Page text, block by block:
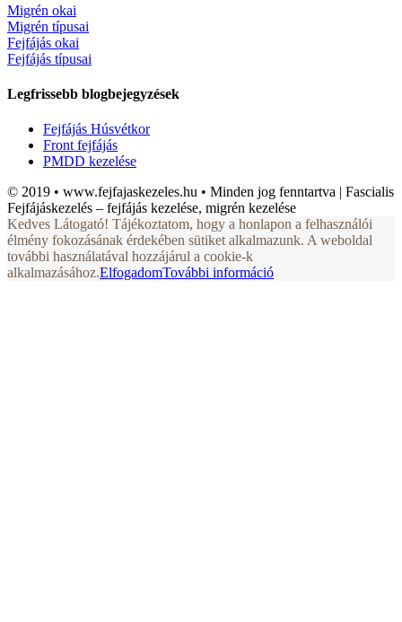
Migrén okai
Migrén típusai
Fejfájás okai
Fejfájás típusai
Legfrissebb blogbejegyzések
Fejfájás Húsvétkor
Front fejfájás
PMDD kezelése
© 2019 • www.fejfajaskezeles.hu • Minden jog fenntartva | Fascialis
Fejfájáskezelés – fejfájás kezelése, migrén kezelése
Kedves Látogató! Tájékoztatom, hogy a honlapon a felhasználói
élmény fokozásának érdekében sütiket alkalmazunk. A weboldal
további használatával hozzájárul a cookie-k
alkalmazásához.ElfogadomTovábbi információ